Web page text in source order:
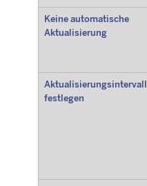
Keine automatische
Aktualisierung
Aktualisierungsintervall
festlegen